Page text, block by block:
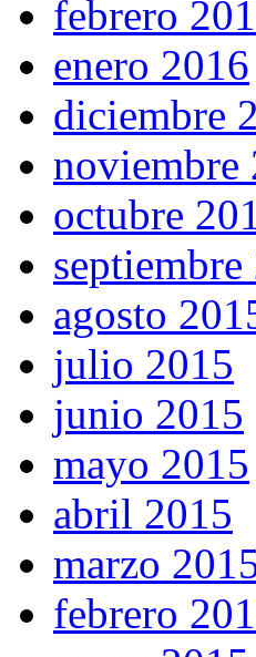
febrero
enero 2016
diciembre
noviembre
octubre
septiembre
agosto
julio 2015
junio 2015
mayo 2015
abril 2015
marzo
febrero